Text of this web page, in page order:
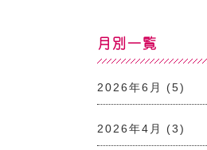
月別一覧
2026年6月 (5)
2026年4月 (3)